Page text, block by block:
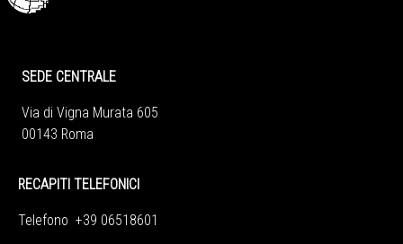
SEDE CENTRALE
Via di Vigna Murata 605
00143 Roma
RECAPITI TELEFONICI
Telefono +39 06518601